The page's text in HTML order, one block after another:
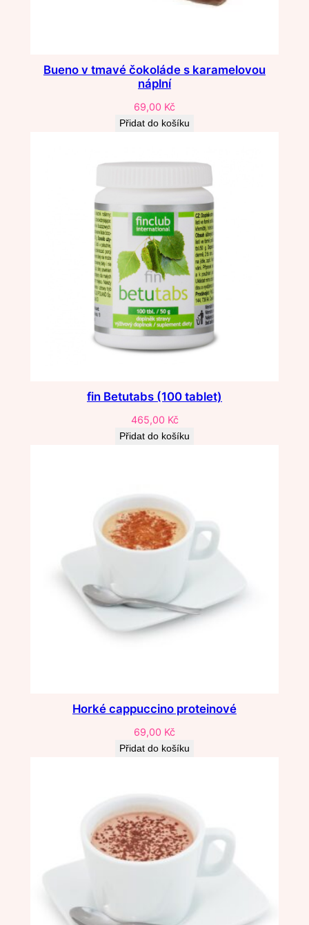
Bueno v tmavé čokoláde s karamelovou
náplní
69,00 Kč
Přidat do košíku
fin Betutabs (100 tablet)
465,00 Kč
Přidat do košíku
Horké cappuccino proteinové
69,00 Kč
Přidat do košíku